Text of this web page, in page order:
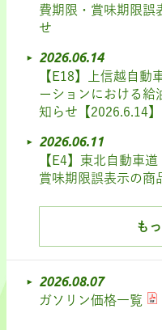
費期限・賞味期限誤
せ
2026.06.14
【E18】上信越自動
ーションにおける給
知らせ【2026.6.14】
2026.06.11
【E4】東北自動車
賞味期限誤表示の商
も
2026.08.07
ガソリン価格一覧